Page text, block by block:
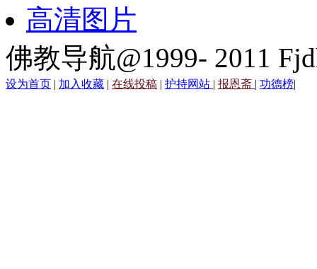
高清图片
佛教导航@1999- 2011
设为首页 | 加入收藏 | 在线投稿 | 护持网站 | 报恩斋 | 功德榜|